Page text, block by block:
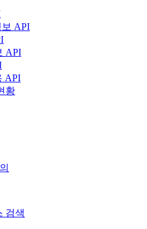
API
API
API
황
검색